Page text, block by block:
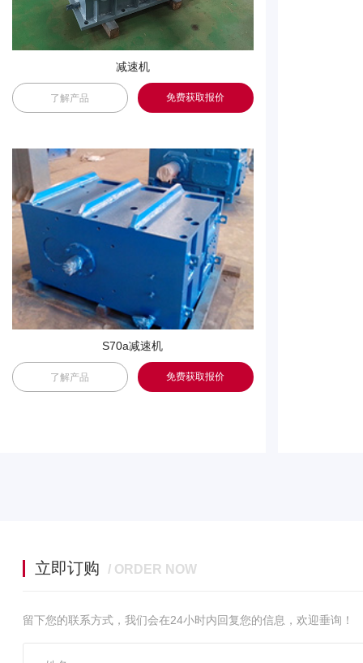
减速机
了解产品 免费获取报价
S70a减速机
了解产品 免费获取报价
立即订购 / ORDER NOW
留下您的联系方式，我们会在24小时内回复您的信息，欢迎垂询！